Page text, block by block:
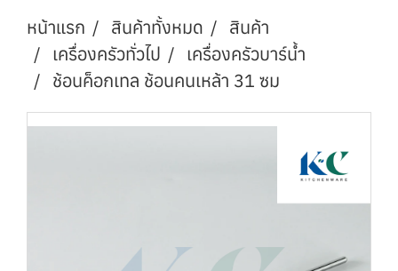
หน้าแรก สินค้าทั้งหมด
สินค้า
เครื่องครัวทั่วไป
เครื่องครัวบาร์น้ำ
ช้อนค็อกเทล ช้อนคนเหล้า 31 ซม